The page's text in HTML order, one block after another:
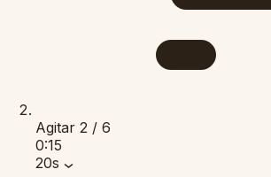
Agitar 2 / 6
0:15
20s